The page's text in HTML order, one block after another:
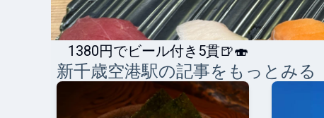
1380円でビール付き5貫🍺🍣
新千歳空港駅の記事をもっとみる